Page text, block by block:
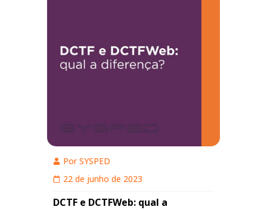
PorSYSPED
22 de junho de 2023
DCTF e DCTFWeb: qual a